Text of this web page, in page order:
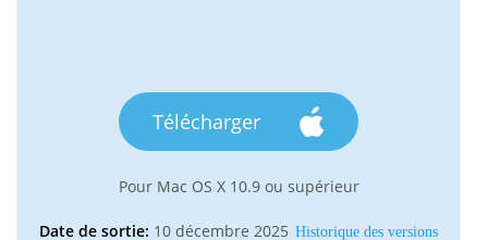
Télécharger
Pour Mac OS X 10.9 ou supérieur
Date de sortie: 10 décembre 2025 Historique des versions